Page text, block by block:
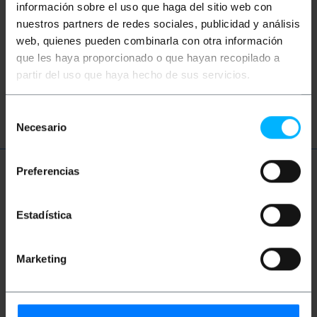
información sobre el uso que haga del sitio web con
nuestros partners de redes sociales, publicidad y análisis
web, quienes pueden combinarla con otra información
que les haya proporcionado o que hayan recopilado a
partir del uso que haya hecho de sus servicios.
consentimiento
Necesario
Preferencias
Estadística
Marketing
argomenti potrebbero aiutarti
bici bicicletta MTB
mountain bike BTT
Ulteriori informazioni
Permette di visualizzare il traffico della parte
posteriore della bicicletta. Maggiore sicurezza nella